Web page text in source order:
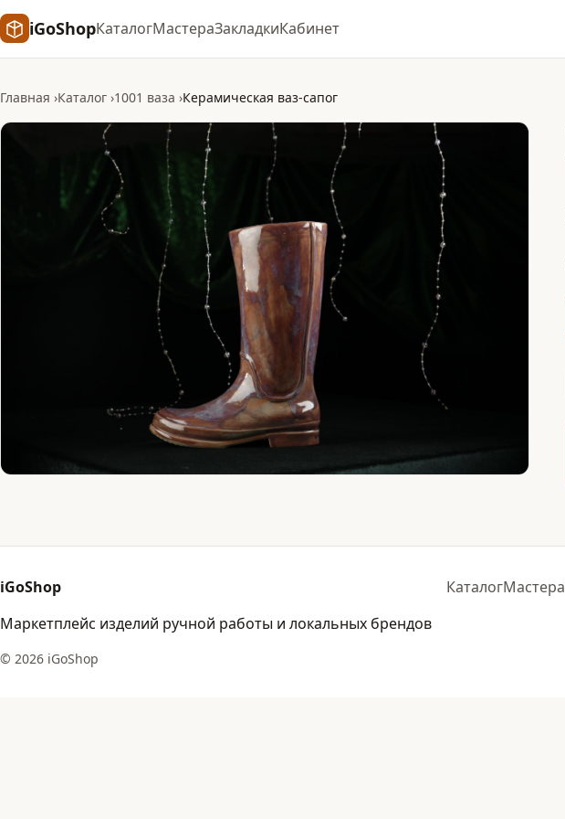
iGoShopКаталогМастераЗакладкиКабинет
Главная Каталог 1001 ваза Керамическая ваз-сапог
iGoShop
Маркетплейс изделий ручной работы и локальных брендов
КаталогМастера
© 2026 iGoShop